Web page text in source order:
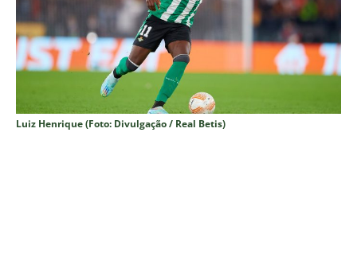
Luiz Henrique (Foto: Divulgação / Real Betis)